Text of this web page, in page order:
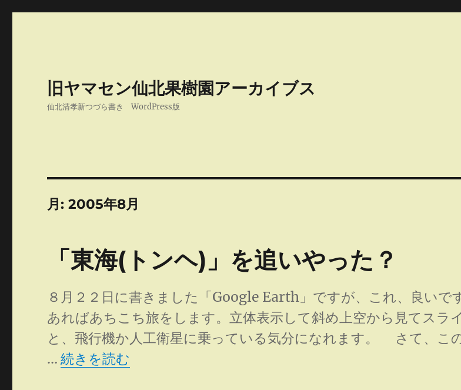
旧ヤマセン仙北果樹園アーカイブス
仙北清孝新つづら書き WordPress版
月:2005年8月
「東海(トンヘ)」を追いやった？
８月２２日に書きました「Google Earth」ですが、これ、良いで
あればあちこち旅をします。立体表示して斜め上空から見てスラ
と、飛行機か人工衛星に乗っている気分になれます。 さて、こ
…“「東海(トンヘ)」を追いやった？” の
続きを読む